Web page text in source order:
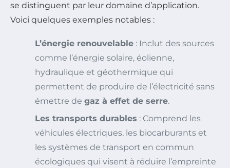
se distinguent par leur domaine d’application.
Voici quelques exemples notables :
L’énergie renouvelable : Inclut des sources
comme l’énergie solaire, éolienne,
hydraulique et géothermique qui
permettent de produire de l’électricité sans
émettre de gaz à effet de serre.
Les transports durables : Comprend les
véhicules électriques, les biocarburants et
les systèmes de transport en commun
écologiques qui visent à réduire l’empreinte